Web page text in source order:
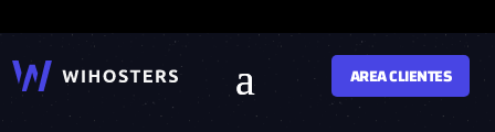
AREA CLIENTES